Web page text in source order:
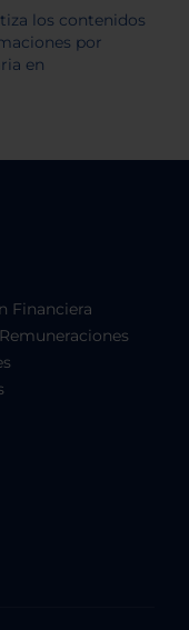
Financiera